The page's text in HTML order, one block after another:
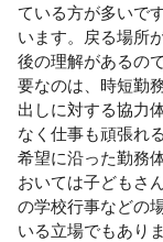
ている方が多いで
います。戻る場所
後の理解があるの
要なのは、時短勤
出しに対する協力
なく仕事も頑張れ
希望に沿った勤務
おいては子どもさ
の学校行事などの
いる立場でもありま